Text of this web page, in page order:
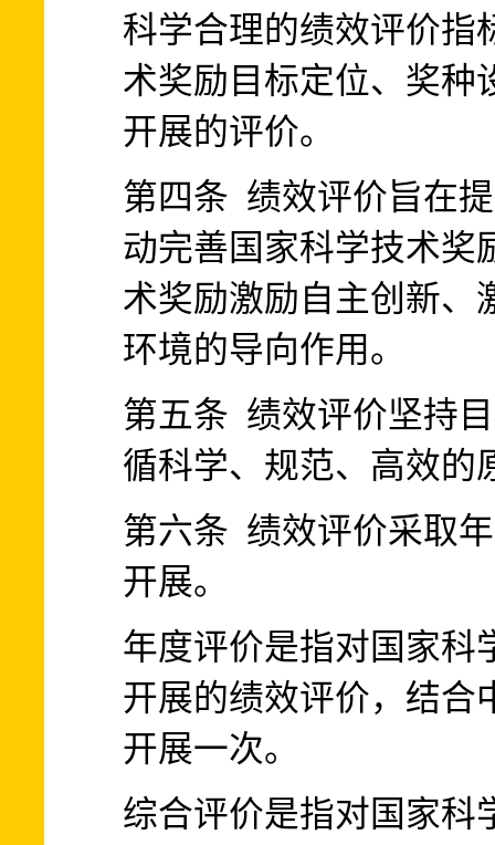
科学合理的绩效评价指
术奖励目标定位、奖种
开展的评价。
第四条 绩效评价旨在
动完善国家科学技术奖
术奖励激励自主创新、
环境的导向作用。
第五条 绩效评价坚持
循科学、规范、高效的
第六条 绩效评价采取
开展。
年度评价是指对国家科
开展的绩效评价，结合
开展一次。
综合评价是指对国家科